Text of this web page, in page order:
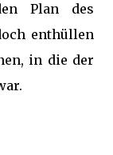
Plan des
enthüllen
in die der